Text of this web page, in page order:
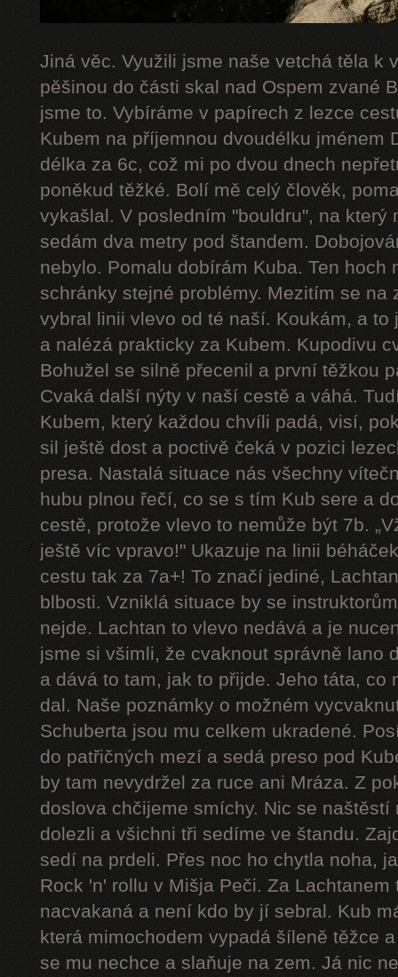
Jiná věc. Využili jsme naše vetchá těla k
pěšinou do části skal nad Ospem zvané
jsme to. Vybíráme v papírech z lezce
Kubem na příjemnou dvoudélku jménem
délka za 6c, což mi po dvou dnech
poněkud těžké. Bolí mě celý člověk,
vykašlal. V posledním "bouldru", na který
sedám dva metry pod štandem.
nebylo. Pomalu dobírám Kuba. Ten hoch
schránky stejné problémy. Mezitím se na
vybral linii vlevo od té naší. Koukám, a
a nalézá prakticky za Kubem. Kupodivu
Bohužel se silně přecenil a první těžkou
Cvaká další nýty v naší cestě a váhá.
Kubem, který každou chvíli padá, visí,
sil ještě dost a poctivě čeká v pozici
presa. Nastalá situace nás všechny
hubu plnou řečí, co se s tím Kub sere a
cestě, protože vlevo to nemůže být 7b.
ještě víc vpravo!" Ukazuje na linii
cestu tak za 7a+! To značí jediné,
blbosti. Vzniklá situace by se
nejde. Lachtan to vlevo nedává a je
jsme si všimli, že cvaknout správně lano
a dává to tam, jak to přijde. Jeho táta, co
dal. Naše poznámky o možném
Schuberta jsou mu celkem ukradené.
do patřičných mezí a sedá preso pod
by tam nevydržel za ruce ani Mráza. Z
doslova chčijeme smíchy. Nic se naštěstí
dolezli a všichni tři sedíme ve štandu.
sedí na prdeli. Přes noc ho chytla noha,
Rock 'n' rollu v Mišja Peči. Za
nacvakaná a není kdo by jí sebral. Kub
která mimochodem vypadá šíleně těžce
se mu nechce a slaňuje na zem. Já nic